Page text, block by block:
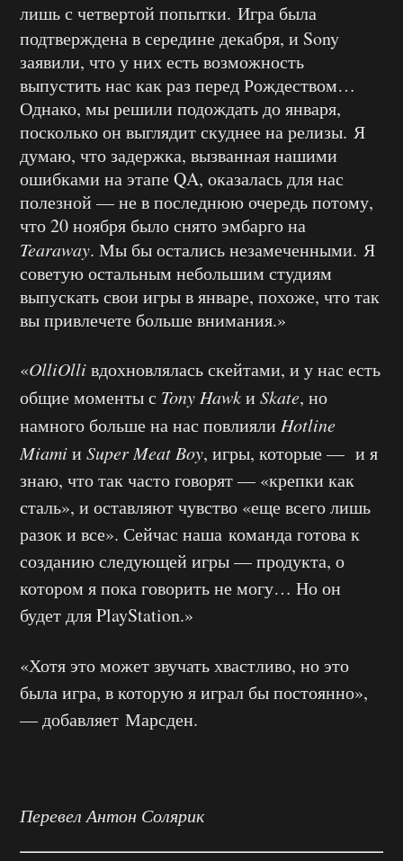
лишь с четвертой попытки. Игра была
подтверждена в середине декабря, и Sony
заявили, что у них есть возможность
выпустить нас как раз перед Рождеством…
Однако, мы решили подождать до января,
посколько он выглядит скуднее на релизы. Я
думаю, что задержка, вызванная нашими
ошибками на этапе QA, оказалась для нас
полезной — не в последнюю очередь потому,
что 20 ноября было снято эмбарго на
Tearaway. Мы бы остались незамеченными. Я
советую остальным небольшим студиям
выпускать свои игры в январе, похоже, что так
вы привлечете больше внимания.»
«OlliOlliвдохновлялась скейтами, и у нас есть
общие моменты с Tony Hawkи Skate, но
намного больше на нас повлияли Hotline
Miamiи Super Meat Boy, игры, которые — и я
знаю, что так часто говорят — «крепки как
сталь», и оставляют чувство «еще всего лишь
разок и все». Сейчас наша команда готова к
созданию следующей игры — продукта, о
котором я пока говорить не могу… Но он
будет для PlayStation.»
«Хотя это может звучать хвастливо, но это
была игра, в которую я играл бы постоянно»,
— добавляет Марсден.
Перевел Антон Солярик